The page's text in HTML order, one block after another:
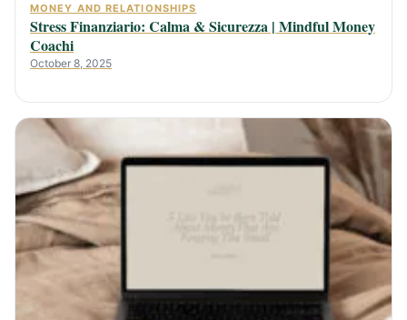
MONEY AND RELATIONSHIPS
Stress Finanziario: Calma & Sicurezza | Mindful Money
Coachi
October 8, 2025